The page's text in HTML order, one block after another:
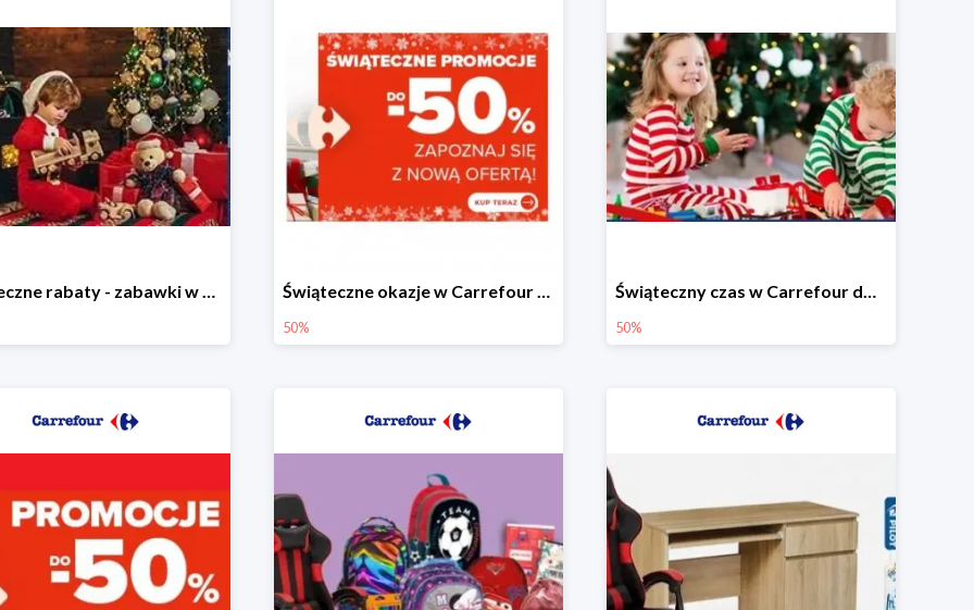
Świąteczne rabaty - zabawki w Carrefour do -40% Świąteczne okazje w Carrefour do -50%
50%
Świąteczny czas w Carrefour do -50%
50%